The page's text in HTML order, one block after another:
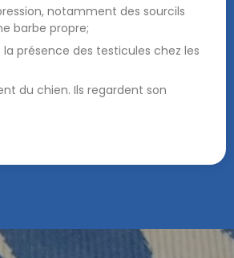
notamment des sourcils
barbe propre;
présence des testicules chez les
du chien. Ils regardent son